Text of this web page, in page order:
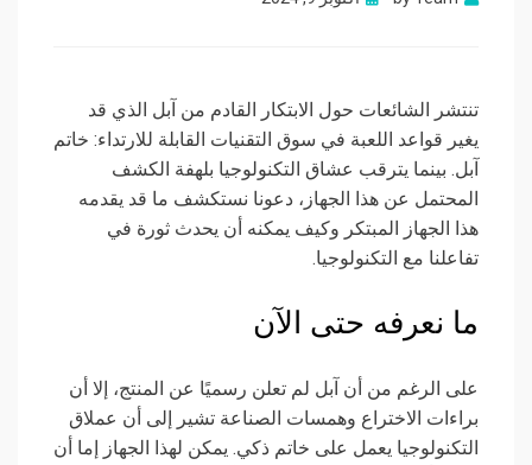
تنتشر الشائعات حول الابتكار القادم من آبل الذي قد
يغير قواعد اللعبة في سوق التقنيات القابلة للارتداء: خاتم
آبل. بينما يترقب عشاق التكنولوجيا بلهفة الكشف
المحتمل عن هذا الجهاز، دعونا نستكشف ما قد يقدمه
هذا الجهاز المبتكر وكيف يمكنه أن يحدث ثورة في
تفاعلنا مع التكنولوجيا.
ما نعرفه حتى الآن
على الرغم من أن آبل لم تعلن رسميًا عن المنتج، إلا أن
براءات الاختراع وهمسات الصناعة تشير إلى أن عملاق
التكنولوجيا يعمل على خاتم ذكي. يمكن لهذا الجهاز إما أن